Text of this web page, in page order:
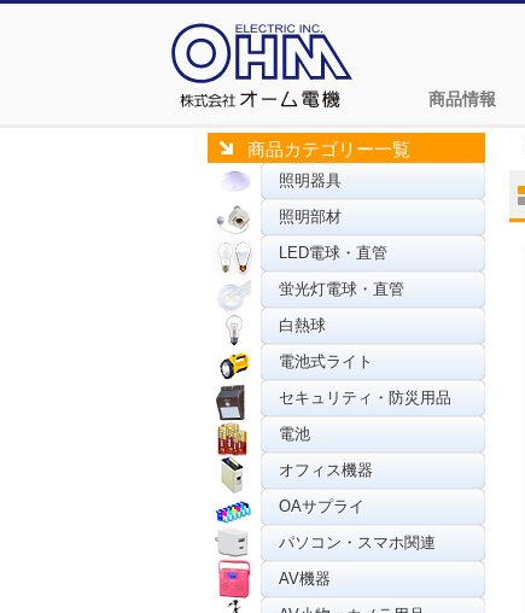
商品情報
商品カテゴリー一覧
照明器具
照明部材
LED電球・直管
蛍光灯電球・直管
白熱球
電池式ライト
セキュリティ・防災用品
電池
オフィス機器
OAサプライ
パソコン・スマホ関連
AV機器